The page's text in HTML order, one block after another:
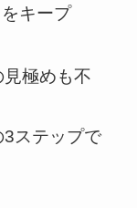
キープ
極めも不
3ステップで